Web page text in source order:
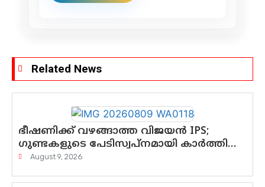
Related News
ഭീഷണിക്ക് വഴങ്ങാത്ത വിജയൻ IPS;
ഗുണ്ടകളുടെ പേടിസ്വപ്നമായി കാർത്തിക്
—ചെന്നിത്തലയുടെ ‘പവർ ഹോം’
August 9, 2026